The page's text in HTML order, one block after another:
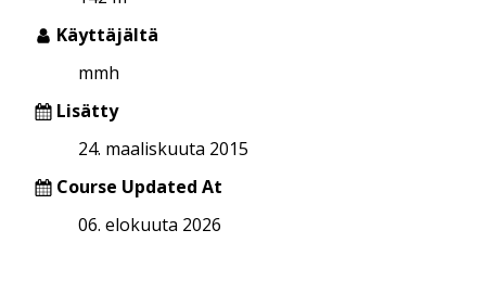
Käyttäjältä
mmh
Lisätty
24. maaliskuuta 2015
Course Updated At
06. elokuuta 2026